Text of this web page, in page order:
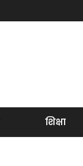
शिक्षा